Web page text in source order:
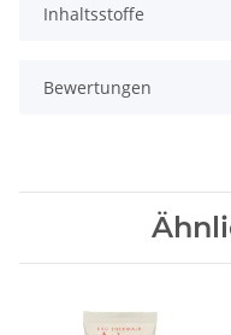
Inhaltsstoffe
Bewertungen